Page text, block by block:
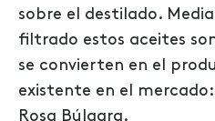
sobre el destilado.
filtrado estos aceites
se convierten en el
existente en el
Rosa Búlgara.